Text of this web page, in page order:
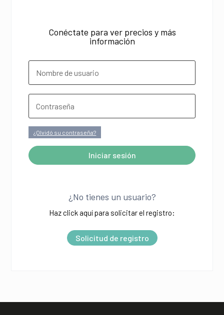
Conéctate para ver precios y más
información
¿Olvidó su contraseña?
Iniciar sesión
¿No tienes un usuario?
Haz click aquí para solicitar el registro:
Solicitud de registro